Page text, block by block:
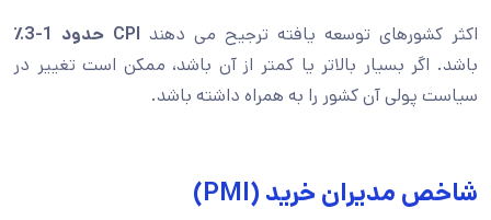
اکثر کشورهای توسعه یافته ترجیح می دهند CPI حدود 1-3٪
باشد. اگر بسیار بالاتر یا کمتر از آن باشد، ممکن است تغییر در
سیاست پولی آن کشور را به همراه داشته باشد.
شاخص مدیران خرید (PMI)‎